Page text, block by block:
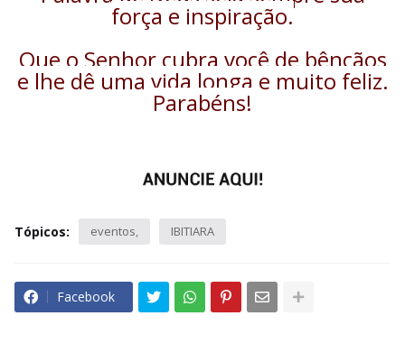
força e inspiração.
Que o Senhor cubra você de bênçãos
e lhe dê uma vida longa e muito feliz.
Parabéns!
Tópicos: eventos IBITIARA
Facebook